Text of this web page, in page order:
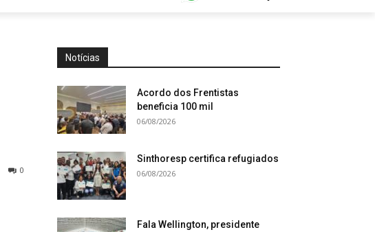
0
Notícias
Acordo dos Frentistas
beneficia 100 mil
06/08/2026
Sinthoresp certifica refugiados
06/08/2026
Fala Wellington, presidente